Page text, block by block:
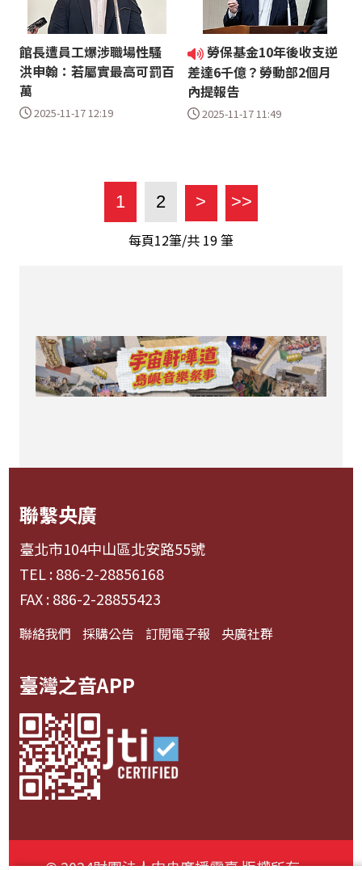
館長遭員工爆涉職場性騷
洪申翰：若屬實最高可罰百
萬
2025-11-17 12:19
勞保基金10年後收支逆
差達6千億？勞動部2個月
內提報告
2025-11-17 11:49
1 2 > >>
每頁12筆/共 19筆
聯繫央廣
臺北市104中山區北安路55號
TEL : 886-2-28856168
FAX : 886-2-28855423
聯絡我們 採購公告 訂閱電子報 央廣社群
臺灣之音APP